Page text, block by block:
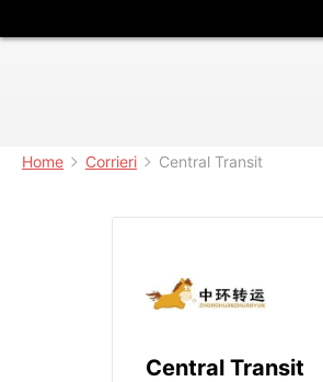
Home Corrieri Central Transit
Central Transit